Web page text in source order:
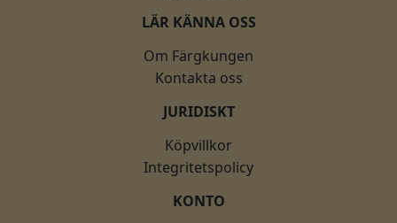
LÄR KÄNNA OSS
Om Färgkungen
Kontakta oss
JURIDISKT
Köpvillkor
Integritetspolicy
KONTO